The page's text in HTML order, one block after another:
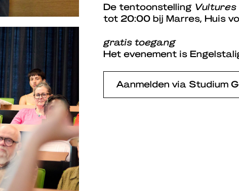
De tentoonstelling
tot 20:00 bij Marres, Huis
gratis toegang
Het evenement is
Aanmelden via Studium